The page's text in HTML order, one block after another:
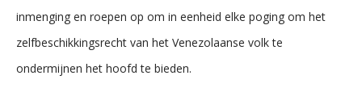
inmenging en roepen op om in eenheid elke poging om het
zelfbeschikkingsrecht van het Venezolaanse volk te
ondermijnen het hoofd te bieden.